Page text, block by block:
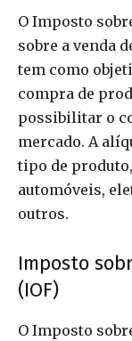
O Imposto
sobre a venda
tem como
compra de
possibilitar o
mercado. A
tipo de
automóveis,
outros.
Imposto
(IOF)
O Imposto